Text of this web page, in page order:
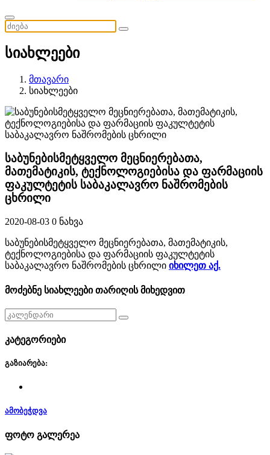
სიახლეები
მთავარი
სიახლეები
საბუნებისმეტყველო მეცნიერებათა,
მათემატიკის, ტექნოლოგიებისა და ფარმაციის
ფაკულტეტის საბაკალავრო ნაშრომების
ცხრილი
2020-08-03 0 ნახვა
საბუნებისმეტყველო მეცნიერებათა, მათემატიკის,
ტექნოლოგიებისა და ფარმაციის ფაკულტეტის
საბაკალავრო ნაშრომების ცხრილი იხილეთ აქ.
მოძებნე სიახლეები თარიღის მიხედვით
კატეგორიები
გაზიარება:
ამობეჭდვა
ფოტო გალერეა